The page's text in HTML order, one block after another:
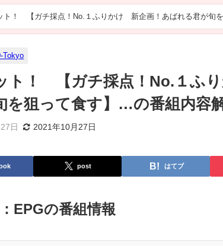
ト！ 【ガチ採点！No.１ふりかけ 新企画！あばれる君が旬
Tokyo
ト！ 【ガチ採点！No.１ふ
を狙って食す】…の番組内容
日 2021年10月27日
post はてブ
EPGの番組情報